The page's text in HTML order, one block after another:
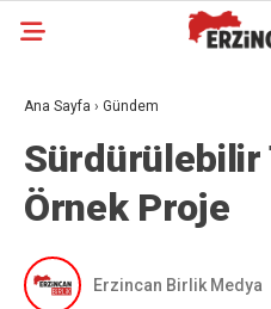
Ana Sayfa › Gündem
Sürdürülebilir
Örnek Proje
Erzincan Birlik Medya